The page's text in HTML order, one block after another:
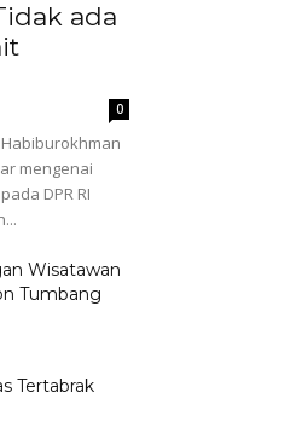
ada
0
Habiburokhman
mengenai
DPR RI
Wisatawan
Tumbang
Tertabrak